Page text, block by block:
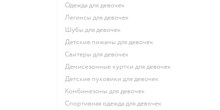
Одежда для девочек
Легинсы для девочек
Шубы для девочек
Детские пижамы для девочек
Свитеры для девочек
Демисезонные куртки для девочек
Детские пуховики для девочек
Комбинезоны для девочек
Спортивная одежда для девочек